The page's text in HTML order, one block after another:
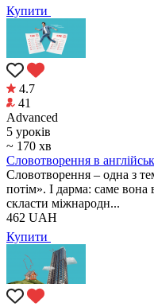
Купити
4.7
41
Аdvanced
5 уроків
~ 170 хв
Cловотворення в
Словотворення – одна з
потім». І дарма: саме
скласти міжнародн...
462 UAH
Купити